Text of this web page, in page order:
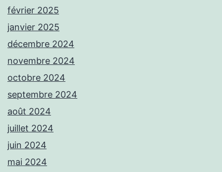
février 2025
janvier 2025
décembre 2024
novembre 2024
octobre 2024
septembre 2024
août 2024
juillet 2024
juin 2024
mai 2024